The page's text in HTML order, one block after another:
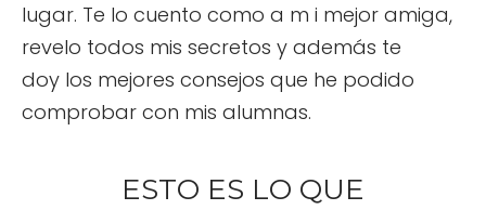
lugar. Te lo cuento como a m i mejor amiga,
revelo todos mis secretos y además te
doy los mejores consejos que he podido
comprobar con mis alumnas.
ESTO ES LO QUE